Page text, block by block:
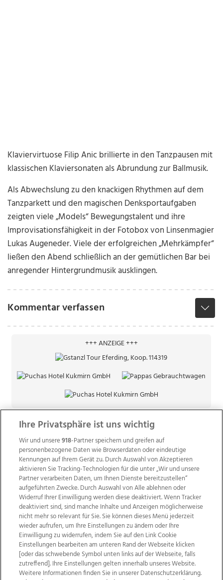
Klaviervirtuose Filip Anic brillierte in den Tanzpausen mit
klassischen Klaviersonaten als Abrundung zur Ballmusik.
Als Abwechslung zu den knackigen Rhythmen auf dem
Tanzparkett und den magischen Denksportaufgaben
zeigten viele „Models“ Bewegungstalent und ihre
Improvisationsfähigkeit in der Fotobox von Linsenmagier
Lukas Augeneder. Viele der erfolgreichen „Mehrkämpfer“
ließen den Abend schließlich an der gemütlichen Bar bei
anregender Hintergrundmusik ausklingen.
Kommentar verfassen
+++ ANZEIGE +++
Wir über uns Mediadaten Kontakt
Jobs
Datenschutz
Impressum
AGB Anzeigekunden
AGB Website
Ehrenkodex Politische Werbung
Ihre Privatsphäre ist uns wichtig
Wir und unsere918-Partner speichern und greifen auf
personenbezogene Daten wie Browserdaten oder eindeutige
Kennungen auf Ihrem Gerät zu. Durch Auswahl von Akzeptieren
aktivieren Sie Tracking-Technologien für die unter „Wir und unsere
Partner verarbeiten Daten, um Ihnen Dienste bereitzustellen“
aufgeführten Zwecke. Durch Auswahl von Alle ablehnen oder
Widerruf Ihrer Einwilligung werden diese deaktiviert. Wenn Tracker
deaktiviert sind, sind manche Inhalte und Anzeigen möglicherweise
nicht mehr so relevant für Sie. Sie können dieses Menü jederzeit
wieder aufrufen, um Ihre Einstellungen zu ändern oder Ihre
Einwilligung zu widerrufen, indem Sie auf den Link Cookie
Einstellungen bearbeiten am unteren Rand der Webseite klicken
[oder das schwebende Symbol unten links auf der Webseite, falls
zutreffend]. Ihre Einstellungen gelten innerhalb unseres Website.
Weitere Informationen finden Sie in unserer Datenschutzerklärung.